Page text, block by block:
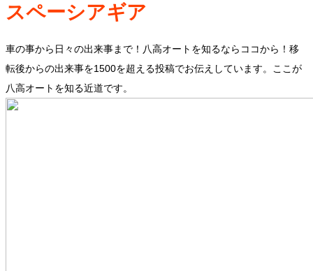
スペーシアギア
車の事から日々の出来事まで！八高オートを知るならココから！移
転後からの出来事を1500を超える投稿でお伝えしています。ここが
八高オートを知る近道です。